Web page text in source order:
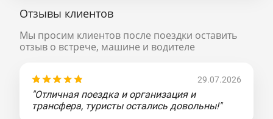
Отзывы клиентов
Мы просим клиентов после поездки оставить
отзыв о встрече, машине и водителе
29.07.2026
"Отличная поездка и организация и
трансфера, туристы остались довольны!"